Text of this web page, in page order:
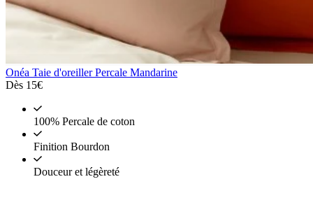
Onéa Taie d'oreiller Percale Mandarine
Dès 15€
100% Percale de coton
Finition Bourdon
Douceur et légèreté